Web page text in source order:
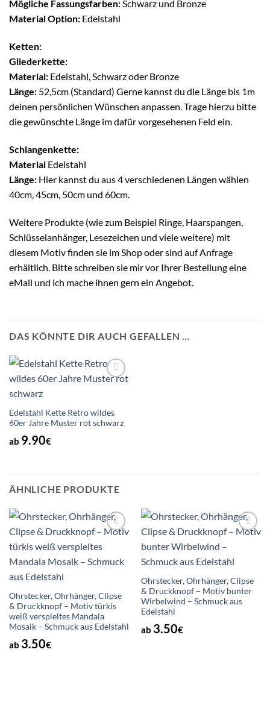
Mögliche Fassungsfarben:Schwarz und Bronze
Material Option: Edelstahl
Ketten:
Gliederkette:
Material: Edelstahl, Schwarz oder Bronze
Länge: 52,5cm (Standard) Gerne kannst du die Länge bis 1m
deinen persönlichen Wünschen anpassen. Trage hierzu bitte
die gewünschte Länge im dafür vorgesehenen Feld ein.
Schlangenkette:
Material Edelstahl
Länge: Hier kannst du aus 4 verschiedenen Längen wählen
40cm, 45cm, 50cm und 60cm.
Weitere Produkte (wie zum Beispiel Ringe, Haarspangen,
Schlüsselanhänger, Lesezeichen und viele weitere) mit
diesem Motiv finden sie im Shop oder sind auf Anfrage
erhältlich. Bitte schreiben sie mir vor Ihrer Bestellung eine
eMail und ich mache ihnen gern ein Angebot.
DAS KÖNNTE DIR AUCH GEFALLEN …
Edelstahl Kette Retro wildes
60er Jahre Muster rot schwarz
ab 9.90€
ÄHNLICHE PRODUKTE
Wunschliste
Ohrstecker, Ohrhänger, Clipse
& Druckknopf – Motiv türkis
weiß verspieltes Mandala
Mosaik – Schmuck aus Edelstahl
ab 3.50€
Wunschliste
Ohrstecker, Ohrhänger, Clipse
& Druckknopf – Motiv bunter
Wirbelwind – Schmuck aus
Edelstahl
ab 3.50€